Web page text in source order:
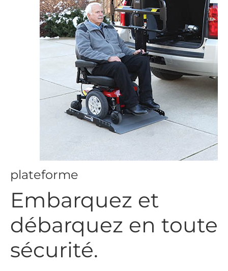
plateforme
Embarquez et
débarquez en toute
sécurité.